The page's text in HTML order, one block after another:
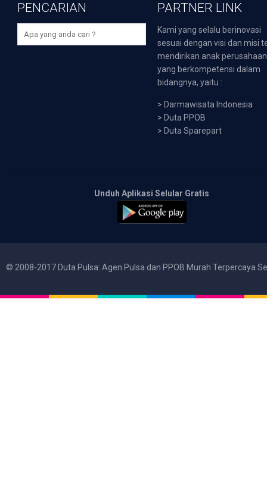
PENCARIAN PARTNER LINK
Kami yang selalu berinovasi
sesuai dengan visi dan misi
mendirikan anak perusahaan
yang berkompetensi dalam
bidangnya, yaitu :
> Darmawisata Indonesia
> Duta PPOB
> Duta Sparepart
Unduh Aplikasi Selular Gratis
© 2008-2017 Duta Pulsa: Agen Pulsa dan PPOB Murah Terpercaya